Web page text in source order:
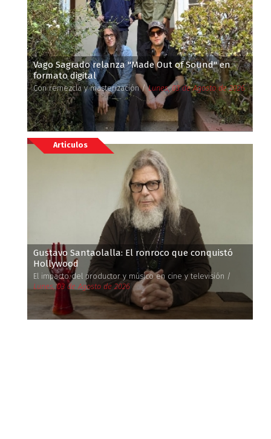
Vago Sagrado relanza ''Made Out of Sound'' en
formato digital
Con remezcla y masterización /Lunes, 03 de Agosto de 2026
Articulos
Gustavo Santaolalla: El ronroco que conquistó
Hollywood
El impacto del productor y músico en cine y televisión /
Lunes, 03 de Agosto de 2026